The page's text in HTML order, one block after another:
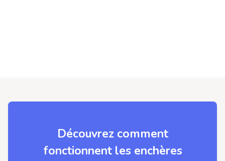
Découvrez comment
fonctionnent les enchères